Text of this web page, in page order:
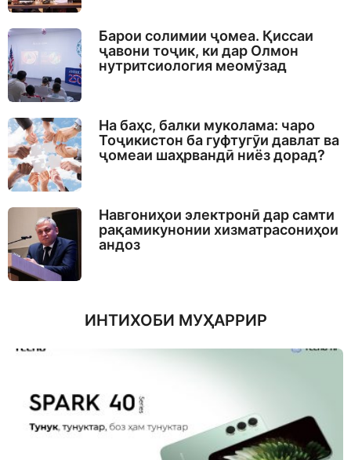
Барои солимии ҷомеа. Қиссаи
ҷавони тоҷик, ки дар Олмон
нутритсиология меомӯзад
На баҳс, балки муколама: чаро
Тоҷикистон ба гуфтугӯи давлат ва
ҷомеаи шаҳрвандӣ ниёз дорад?
Навгониҳои электронӣ дар самти
рақамикунонии хизматрасониҳои
андоз
ИНТИХОБИ МУҲАРРИР